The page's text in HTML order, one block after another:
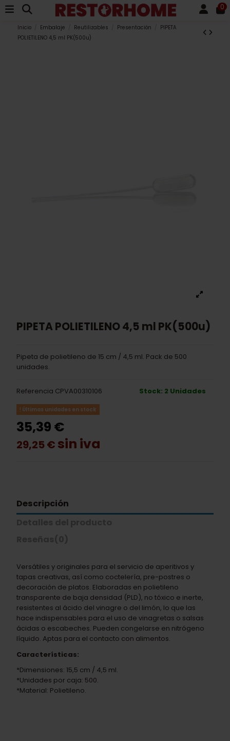
0
Inicio Embalaje Reutilizables Presentación
PIPETA
POLIETILENO 4,5 ml PK(500u)
PIPETA POLIETILENO 4,5 ml PK(500u)
Pipeta de polietileno de 15 cm / 4,5 ml. Pack de 500
unidades.
Referencia CPVA00310106 Stock: 2 Unidades
Últimas unidades en stock
35,39 €
29,25 € sin iva
Descripción
Versátiles y originales para el servicio de aperitivos y
tapas creativas, así como coctelería, pre-postres o
decoración de platos. Elaboradas en polietileno
transparente de baja densidad (PLD), no tóxico e inerte,
resistentes al ácido del vinagre o del limón, lo que las
hace indispensables para el uso de vinagretas o salsas
ácidas o escabeches. Pueden congelarse en nitrógeno
líquido. Aptas para el contacto con alimentos.
Características:
*Dimensiones: 15,5 cm / 4,5 ml.
*Unidades por caja: 500.
*Material: Polietileno.